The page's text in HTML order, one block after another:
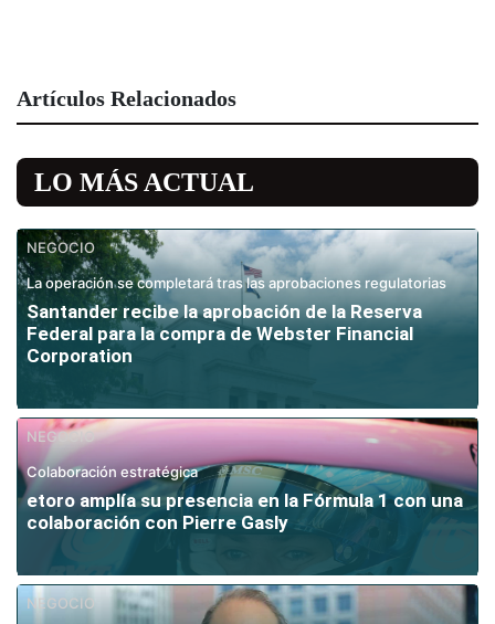
Artículos Relacionados
LO MÁS ACTUAL
NEGOCIO
La operación se completará tras las aprobaciones regulatorias
Santander recibe la aprobación de la Reserva
Federal para la compra de Webster Financial
Corporation
NEGOCIO
Colaboración estratégica
etoro amplía su presencia en la Fórmula 1 con una
colaboración con Pierre Gasly
NEGOCIO